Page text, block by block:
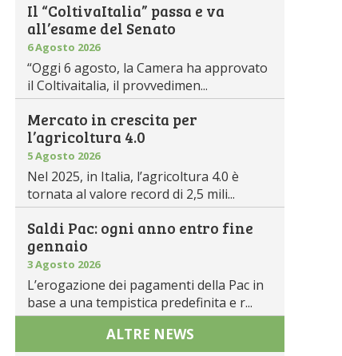
Il “ColtivaItalia” passa e va
all’esame del Senato
6 Agosto 2026
“Oggi 6 agosto, la Camera ha approvato
il Coltivaitalia, il provvedimen...
Mercato in crescita per
l’agricoltura 4.0
5 Agosto 2026
Nel 2025, in Italia, l’agricoltura 4.0 è
tornata al valore record di 2,5 mili...
Saldi Pac: ogni anno entro fine
gennaio
3 Agosto 2026
L’erogazione dei pagamenti della Pac in
base a una tempistica predefinita e r...
ALTRE NEWS